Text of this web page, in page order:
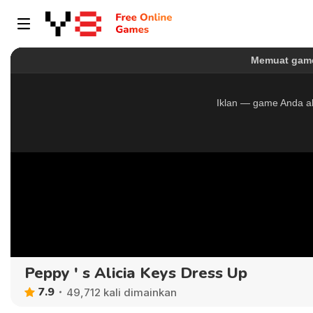
Peppy ' s Alicia Keys Dress Up
7.9 49,712 kali dimainkan